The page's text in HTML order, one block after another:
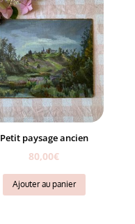
Petit paysage ancien
80,00€
Ajouter au panier